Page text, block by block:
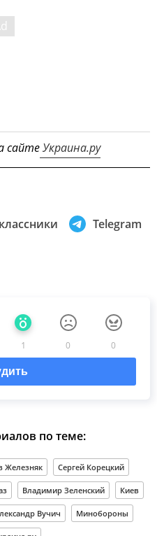
сайтеУкраина.ру
Telegram
1 0 0
по теме:
Железняк Сергей Корецкий
Владимир Зеленский Киев
Вучич Минобороны